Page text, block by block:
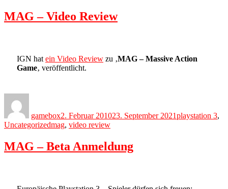
MAG – Video Review
IGN hat ein Video Review zu ‚MAG – Massive Action
Game‚ veröffentlicht.
gamebox2. Februar 201023. September 2021playstation 3,
UncategorizedTags
mag, video review
MAG – Beta Anmeldung